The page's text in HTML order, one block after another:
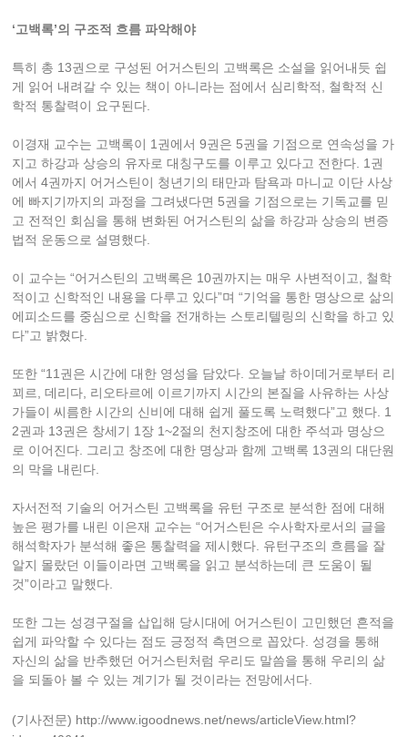
‘고백록’의 구조적 흐름 파악해야
특히 총 13권으로 구성된 어거스틴의 고백록은 소설을 읽어내듯 쉽
게 읽어 내려갈 수 있는 책이 아니라는 점에서 심리학적, 철학적 신
학적 통찰력이 요구된다.
이경재 교수는 고백록이 1권에서 9권은 5권을 기점으로 연속성을 가
지고 하강과 상승의 유자로 대칭구도를 이루고 있다고 전한다. 1권
에서 4권까지 어거스틴이 청년기의 태만과 탐욕과 마니교 이단 사상
에 빠지기까지의 과정을 그려냈다면 5권을 기점으로는 기독교를 믿
고 전적인 회심을 통해 변화된 어거스틴의 삶을 하강과 상승의 변증
법적 운동으로 설명했다.
이 교수는 “어거스틴의 고백록은 10권까지는 매우 사변적이고, 철학
적이고 신학적인 내용을 다루고 있다”며 “기억을 통한 명상으로 삶의
에피소드를 중심으로 신학을 전개하는 스토리텔링의 신학을 하고 있
다”고 밝혔다.
또한 “11권은 시간에 대한 영성을 담았다. 오늘날 하이데거로부터 리
꾀르, 데리다, 리오타르에 이르기까지 시간의 본질을 사유하는 사상
가들이 씨름한 시간의 신비에 대해 쉽게 풀도록 노력했다”고 했다. 1
2권과 13권은 창세기 1장 1~2절의 천지창조에 대한 주석과 명상으
로 이어진다. 그리고 창조에 대한 명상과 함께 고백록 13권의 대단원
의 막을 내린다.
자서전적 기술의 어거스틴 고백록을 유턴 구조로 분석한 점에 대해
높은 평가를 내린 이은재 교수는 “어거스틴은 수사학자로서의 글을
해석학자가 분석해 좋은 통찰력을 제시했다. 유턴구조의 흐름을 잘
알지 몰랐던 이들이라면 고백록을 읽고 분석하는데 큰 도움이 될
것”이라고 말했다.
또한 그는 성경구절을 삽입해 당시대에 어거스틴이 고민했던 흔적을
쉽게 파악할 수 있다는 점도 긍정적 측면으로 꼽았다. 성경을 통해
자신의 삶을 반추했던 어거스틴처럼 우리도 말씀을 통해 우리의 삶
을 되돌아 볼 수 있는 계기가 될 것이라는 전망에서다.
(기사전문) http://www.igoodnews.net/news/articleView.html?